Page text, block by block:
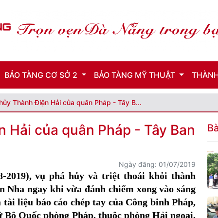
BẢO TÀNG CƠ SỞ 2 BẢO TÀNG MỸ THUẬT
Thành Điện Hải của quân Pháp - Tây B...
Hải của quân Pháp - Tây Ban
Ngày đăng: 01/07/2019
2019), vụ phá hủy và triệt thoái khỏi thành
ngay khi vừa đánh chiếm xong vào sáng
liệu báo cáo chép tay của Công binh Pháp,
Quốc phòng Pháp, thuộc phòng Hải ngoại,